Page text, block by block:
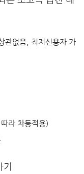
관없음, 최저신용자 가
라 차등적용)